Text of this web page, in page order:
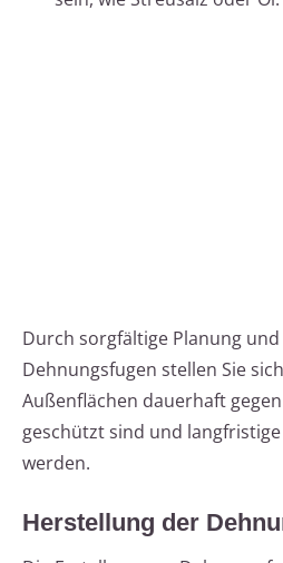
Durch sorgfältige Planung
Dehnungsfugen stellen Sie
Außenflächen dauerhaft
geschützt sind und
werden.
Herstellung der